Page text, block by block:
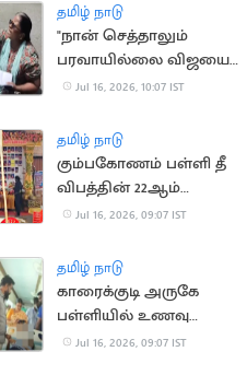
தமிழ் நாடு
"நான் செத்தாலும்
பரவாயில்லை விஜயை
பாக்கணும்".. பெண்
Jul 16, 2026, 10:07 IST
தமிழ் நாடு
கும்பகோணம் பள்ளி தீ
விபத்தின் 22ஆம்
ஆண்டு நினைவு தினம்
Jul 16, 2026, 09:07 IST
தமிழ் நாடு
காரைக்குடி அருகே
பள்ளியில் உணவு
சாப்பிட்ட மாணவிகள்
Jul 16, 2026, 09:07 IST